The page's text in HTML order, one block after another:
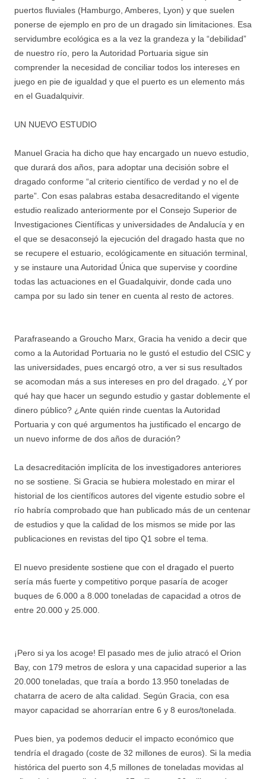
puertos fluviales (Hamburgo, Amberes, Lyon) y que suelen
ponerse de ejemplo en pro de un dragado sin limitaciones. Esa
servidumbre ecológica es a la vez la grandeza y la “debilidad”
de nuestro río, pero la Autoridad Portuaria sigue sin
comprender la necesidad de conciliar todos los intereses en
juego en pie de igualdad y que el puerto es un elemento más
en el Guadalquivir.
UN NUEVO ESTUDIO
Manuel Gracia ha dicho que hay encargado un nuevo estudio,
que durará dos años, para adoptar una decisión sobre el
dragado conforme “al criterio científico de verdad y no el de
parte”. Con esas palabras estaba desacreditando el vigente
estudio realizado anteriormente por el Consejo Superior de
Investigaciones Científicas y universidades de Andalucía y en
el que se desaconsejó la ejecución del dragado hasta que no
se recupere el estuario, ecológicamente en situación terminal,
y se instaure una Autoridad Única que supervise y coordine
todas las actuaciones en el Guadalquivir, donde cada uno
campa por su lado sin tener en cuenta al resto de actores.
Parafraseando a Groucho Marx, Gracia ha venido a decir que
como a la Autoridad Portuaria no le gustó el estudio del CSIC y
las universidades, pues encargó otro, a ver si sus resultados
se acomodan más a sus intereses en pro del dragado. ¿Y por
qué hay que hacer un segundo estudio y gastar doblemente el
dinero público? ¿Ante quién rinde cuentas la Autoridad
Portuaria y con qué argumentos ha justificado el encargo de
un nuevo informe de dos años de duración?
La desacreditación implícita de los investigadores anteriores
no se sostiene. Si Gracia se hubiera molestado en mirar el
historial de los científicos autores del vigente estudio sobre el
río habría comprobado que han publicado más de un centenar
de estudios y que la calidad de los mismos se mide por las
publicaciones en revistas del tipo Q1 sobre el tema.
El nuevo presidente sostiene que con el dragado el puerto
sería más fuerte y competitivo porque pasaría de acoger
buques de 6.000 a 8.000 toneladas de capacidad a otros de
entre 20.000 y 25.000.
¡Pero si ya los acoge! El pasado mes de julio atracó el Orion
Bay, con 179 metros de eslora y una capacidad superior a las
20.000 toneladas, que traía a bordo 13.950 toneladas de
chatarra de acero de alta calidad. Según Gracia, con esa
mayor capacidad se ahorrarían entre 6 y 8 euros/tonelada.
Pues bien, ya podemos deducir el impacto económico que
tendría el dragado (coste de 32 millones de euros). Si la media
histórica del puerto son 4,5 millones de toneladas movidas al